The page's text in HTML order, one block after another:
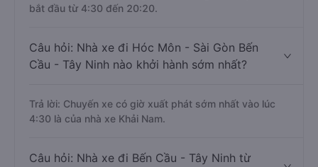
bắt đầu từ 4:30 đến 20:20.
Câu hỏi: Nhà xe đi Hóc Môn - Sài Gòn Bến
Cầu - Tây Ninh nào khởi hành sớm nhất?
Trả lời: Chuyến xe có giờ xuất phát sớm nhất vào lúc
4:30 là của nhà xe Khải Nam.
Câu hỏi: Nhà xe đi Bến Cầu - Tây Ninh từ